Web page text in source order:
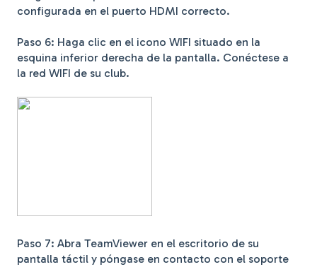
configurada en el puerto HDMI correcto.
Paso 6: Haga clic en el icono WIFI situado en la
esquina inferior derecha de la pantalla. Conéctese a
la red WIFI de su club.
Paso 7: Abra TeamViewer en el escritorio de su
pantalla táctil y póngase en contacto con el soporte